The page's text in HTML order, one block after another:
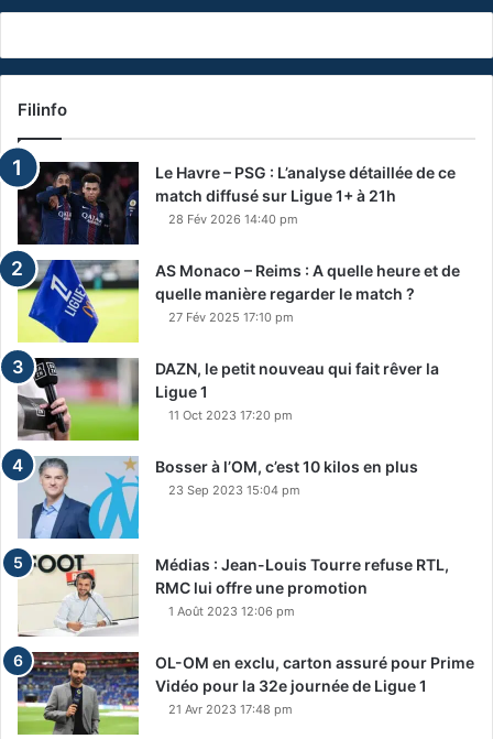
Filinfo
Le Havre – PSG : L’analyse détaillée de ce
match diffusé sur Ligue 1+ à 21h
28 Fév 2026 14:40 pm
AS Monaco – Reims : A quelle heure et de
quelle manière regarder le match ?
27 Fév 2025 17:10 pm
DAZN, le petit nouveau qui fait rêver la
Ligue 1
11 Oct 2023 17:20 pm
Bosser à l’OM, c’est 10 kilos en plus
23 Sep 2023 15:04 pm
Médias : Jean-Louis Tourre refuse RTL,
RMC lui offre une promotion
1 Août 2023 12:06 pm
OL-OM en exclu, carton assuré pour Prime
Vidéo pour la 32e journée de Ligue 1
21 Avr 2023 17:48 pm